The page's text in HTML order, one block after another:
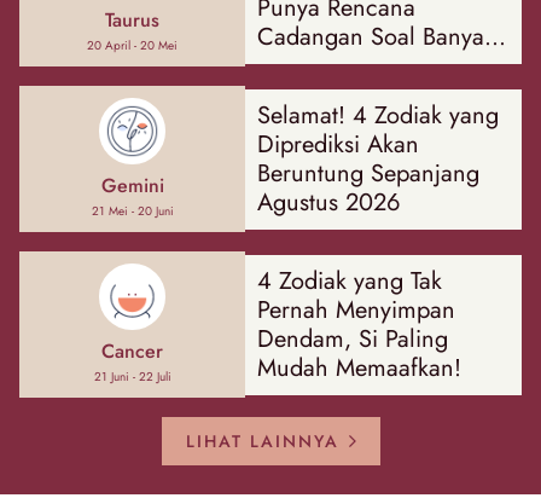
Taurus
20 April - 20 Mei
Punya Rencana
Cadangan Soal Banyak
Hal
Gemini
21 Mei - 20 Juni
Selamat! 4 Zodiak yang
Diprediksi Akan
Beruntung Sepanjang
Agustus 2026
Cancer
21 Juni - 22 Juli
4 Zodiak yang Tak
Pernah Menyimpan
Dendam, Si Paling
Mudah Memaafkan!
LIHAT LAINNYA